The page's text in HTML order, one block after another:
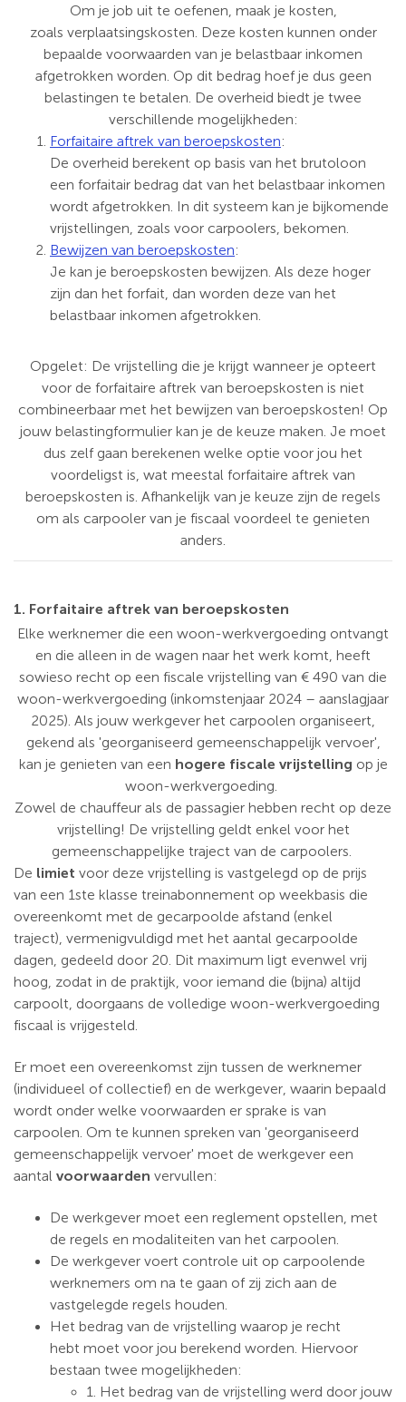
Om je job uit te oefenen, maak je kosten,
zoals verplaatsingskosten. Deze kosten kunnen onder
bepaalde voorwaarden van je belastbaar inkomen
afgetrokken worden. Op dit bedrag hoef je dus geen
belastingen te betalen. De overheid biedt je twee
verschillende mogelijkheden:
Forfaitaire aftrek van beroepskosten:
De overheid berekent op basis van het brutoloon
een forfaitair bedrag dat van het belastbaar inkomen
wordt afgetrokken. In dit systeem kan je bijkomende
vrijstellingen, zoals voor carpoolers, bekomen.
Bewijzen van beroepskosten:
Je kan je beroepskosten bewijzen. Als deze hoger
zijn dan het forfait, dan worden deze van het
belastbaar inkomen afgetrokken.
Opgelet: De vrijstelling die je krijgt wanneer je opteert
voor de forfaitaire aftrek van beroepskosten is niet
combineerbaar met het bewijzen van beroepskosten! Op
jouw belastingformulier kan je de keuze maken. Je moet
dus zelf gaan berekenen welke optie voor jou het
voordeligst is, wat meestal forfaitaire aftrek van
beroepskosten is. Afhankelijk van je keuze zijn de regels
om als carpooler van je fiscaal voordeel te genieten
anders.
1. Forfaitaire aftrek van beroepskosten
Elke werknemer die een woon-werkvergoeding ontvangt
en die alleen in de wagen naar het werk komt, heeft
sowieso recht op een fiscale vrijstelling van € 490 van die
woon-werkvergoeding (inkomstenjaar 2024 – aanslagjaar
2025). Als jouw werkgever het carpoolen organiseert,
gekend als 'georganiseerd gemeenschappelijk vervoer',
kan je genieten van een hogere fiscale vrijstelling op je
woon-werkvergoeding.
Zowel de chauffeur als de passagier hebben recht op deze
vrijstelling! De vrijstelling geldt enkel voor het
gemeenschappelijke traject van de carpoolers.
De limiet voor deze vrijstelling is vastgelegd op de prijs
van een 1ste klasse treinabonnement op weekbasis die
overeenkomt met de gecarpoolde afstand (enkel
traject), vermenigvuldigd met het aantal gecarpoolde
dagen, gedeeld door 20. Dit maximum ligt evenwel vrij
hoog, zodat in de praktijk, voor iemand die (bijna) altijd
carpoolt, doorgaans de volledige woon-werkvergoeding
fiscaal is vrijgesteld.
Er moet een overeenkomst zijn tussen de werknemer
(individueel of collectief) en de werkgever, waarin bepaald
wordt onder welke voorwaarden er sprake is van
carpoolen. Om te kunnen spreken van 'georganiseerd
gemeenschappelijk vervoer' moet de werkgever een
aantal voorwaarden vervullen:
De werkgever moet een reglement opstellen, met
de regels en modaliteiten van het carpoolen.
De werkgever voert controle uit op carpoolende
werknemers om na te gaan of zij zich aan de
vastgelegde regels houden.
Het bedrag van de vrijstelling waarop je recht
hebt moet voor jou berekend worden. Hiervoor
bestaan twee mogelijkheden:
1. Het bedrag van de vrijstelling werd door jouw